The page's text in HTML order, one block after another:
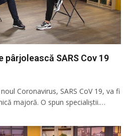
pârjolească SARS Cov 19
Coronavirus, SARS CoV 19, va fi
majoră. O spun specialiștii.…